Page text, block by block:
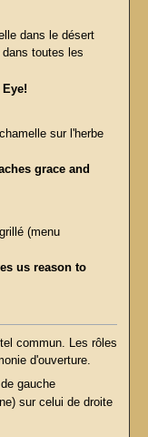
dans le désert
toutes les
sur l'herbe
grace and
(menu
us reason to
commun. Les rôles
d'ouverture.
gauche
sur celui de droite